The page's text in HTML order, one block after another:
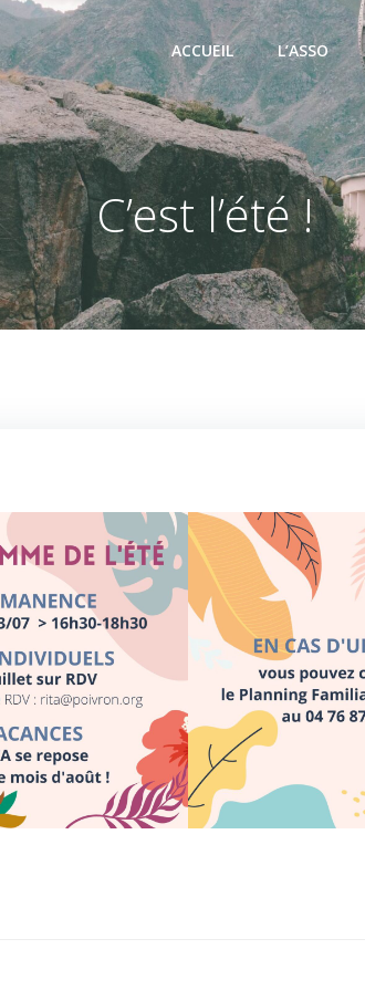
ACCUEIL L’ASSO
C’est l’été !